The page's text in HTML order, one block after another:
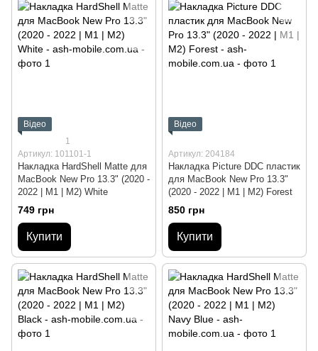
Відео
1
Артикул: 101101-1
Накладка HardShell Matte для
MacBook New Pro 13.3" (2020 -
2022 | M1 | M2) White
749 грн
Купити
Відео
Артикул: 204184
Накладка Picture DDC пластик
для MacBook New Pro 13.3"
(2020 - 2022 | M1 | M2) Forest
850 грн
Купити